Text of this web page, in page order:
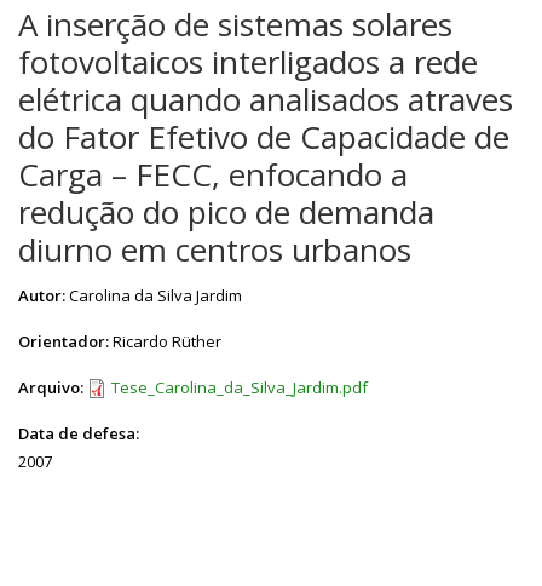
A inserção de sistemas solares
fotovoltaicos interligados a rede
elétrica quando analisados atraves
do Fator Efetivo de Capacidade de
Carga – FECC, enfocando a
redução do pico de demanda
diurno em centros urbanos
Autor:Carolina da Silva Jardim
Orientador:Ricardo Rüther
Arquivo: Tese_Carolina_da_Silva_Jardim.pdf
Data de defesa:
2007